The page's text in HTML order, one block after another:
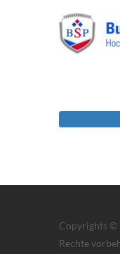
Copyrights ©
Rechte